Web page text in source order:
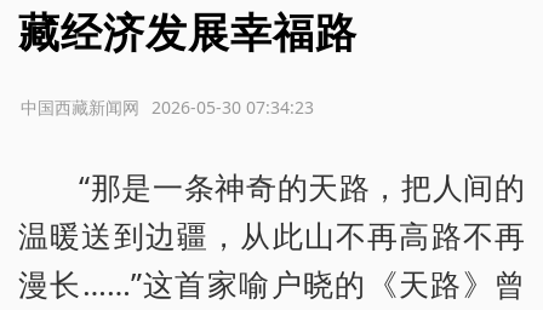
藏经济发展幸福路
2026-05-30 07:34:23
中国西藏新闻网
“那是一条神奇的天路，把人间的
温暖送到边疆，从此山不再高路不再
漫长……”这首家喻户晓的《天路》曾